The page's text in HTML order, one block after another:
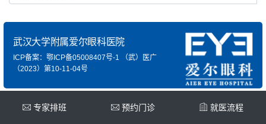
武汉大学附属爱尔眼科医院
ICP备案：鄂ICP备05008407号-1 （武）医广
（2023）第10-11-04号
专家排班 预约门诊 就医流程